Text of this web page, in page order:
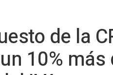
de la
10%